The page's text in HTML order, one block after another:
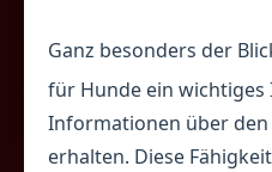
Ganz besonders der
für Hunde ein
Informationen über
erhalten. Diese